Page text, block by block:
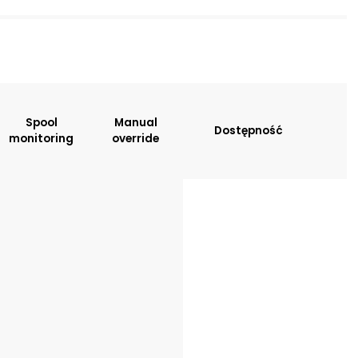
Spool
monitoring
Manual
override
Dostępność